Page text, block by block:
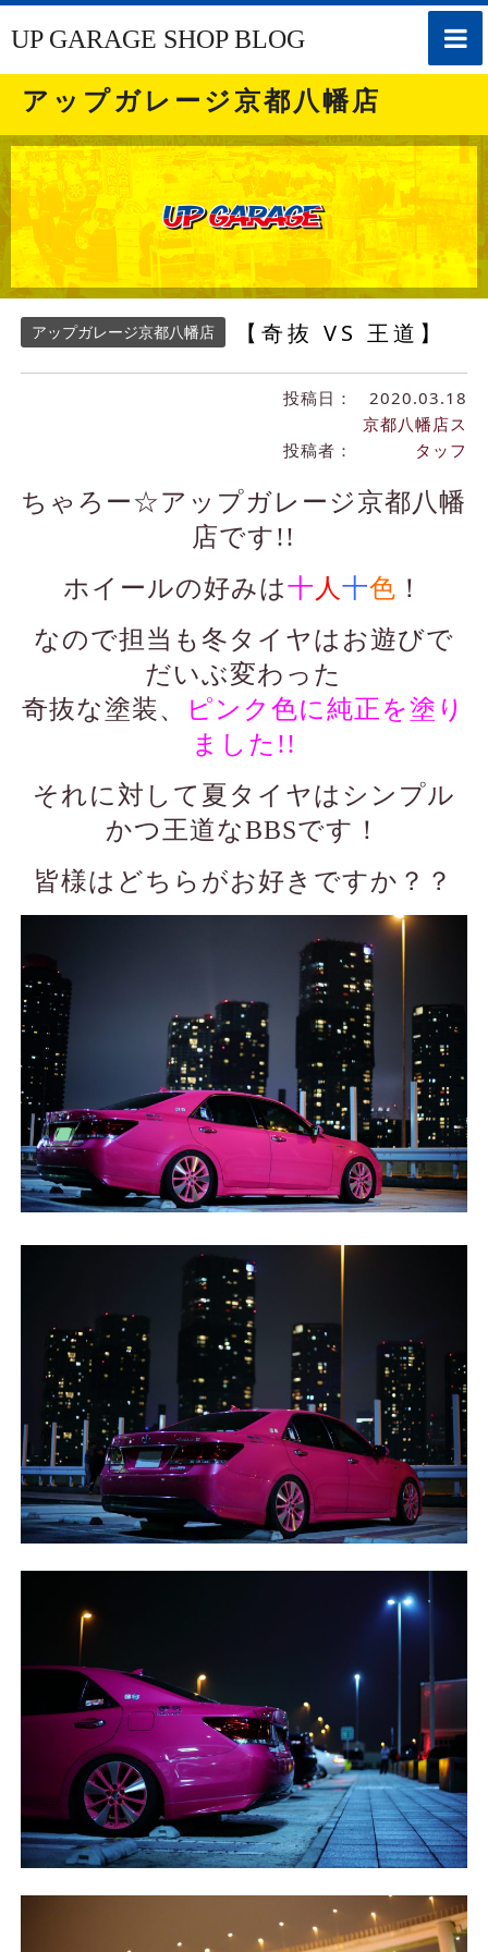
toggle
UP GARAGE SHOP BLOG
アップガレージ京都八幡店
アップガレージ京都八幡店 【奇抜 VS 王道】
投稿日： 2020.03.18
投稿者：
京都八幡店ス
タッフ
ちゃろー☆アップガレージ京都八幡
店です!!
ホイールの好みは十 人十色 ！
なので担当も冬タイヤはお遊びで
だいぶ変わった
奇抜な塗装、
ピンク色に純正を塗り
ました!!
それに対して夏タイヤはシンプル
かつ王道なBBSです！
皆様はどちらがお好きですか？？